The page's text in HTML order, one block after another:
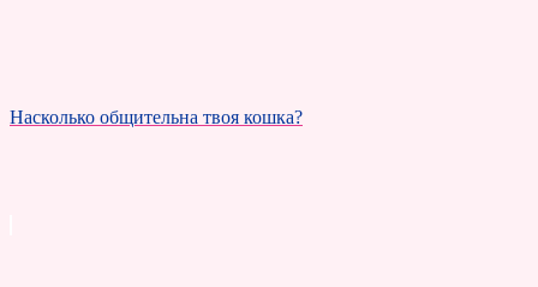
Насколько общительна твоя кошка?